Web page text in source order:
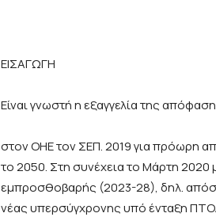
ΕΙΣΑΓΩΓΗ
Είναι γνωστή η εξαγγελία της
στον ΟΗΕ τον ΣΕΠ. 2019 για πρόωρη
το 2050. Στη συνέχεια το Μάρτη 2020
εμπροσθοβαρής (2023-28), δηλ.
νέας υπερσύγχρονης υπό ένταξη